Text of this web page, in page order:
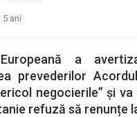
5 ani
a
prevederilor
negocierile” și
refuză să renunțe